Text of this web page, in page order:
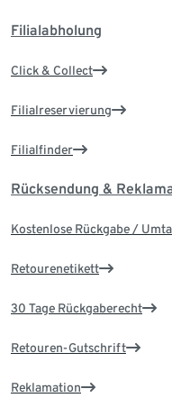
Filialabholung
Click & Collect
Filialreservierung
Filialfinder
Rücksendung &
Kostenlose Rückgabe /
Retourenetikett
30 Tage Rückgaberecht
Retouren-Gutschrift
Reklamation